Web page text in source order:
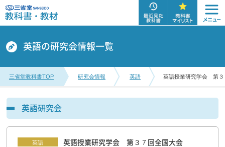
英語の研究会情報一覧
三省堂教科書TOP 研究会情報 英語 英語授業研究学会 第３
英語研究会
英語 英語授業研究学会 第３７回全国大会